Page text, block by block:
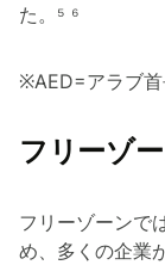
た。⁵ ⁶
※AED=アラブ
フリーゾ
フリーゾーンで
め、多くの企業